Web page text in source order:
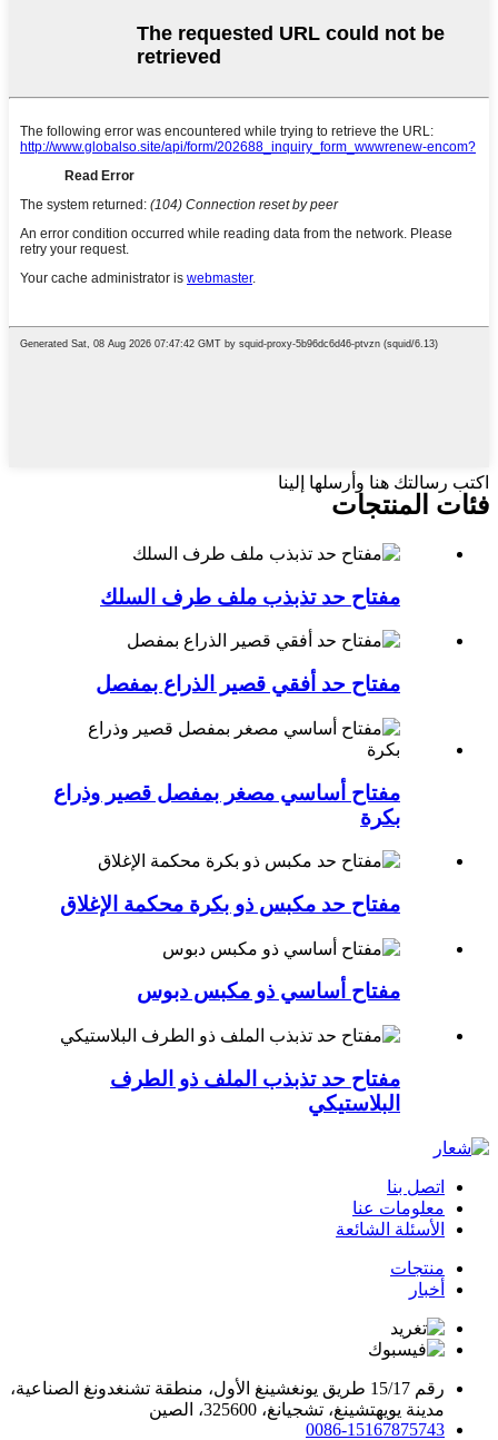
اكتب رسالتك هنا وأرسلها إلينا
فئات المنتجات
مفتاح حد تذبذب ملف طرف السلك
مفتاح حد أفقي قصير الذراع بمفصل
مفتاح أساسي مصغر بمفصل قصير وذراع
بكرة
مفتاح حد مكبس ذو بكرة محكمة الإغلاق
مفتاح أساسي ذو مكبس دبوس
مفتاح حد تذبذب الملف ذو الطرف
البلاستيكي
اتصل بنا
معلومات عنا
الأسئلة الشائعة
منتجات
أخبار
رقم 15/17 طريق يونغشينغ الأول، منطقة تشنغدونغ الصناعية،
مدينة يويهتشينغ، تشجيانغ، 325600، الصين
0086-15167875743